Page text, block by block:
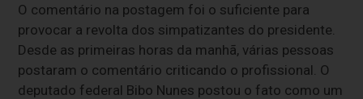
O comentário na postagem foi o suficiente para
provocar a revolta dos simpatizantes do presidente.
Desde as primeiras horas da manhã, várias pessoas
postaram o comentário criticando o profissional. O
deputado federal Bibo Nunes postou o fato como um